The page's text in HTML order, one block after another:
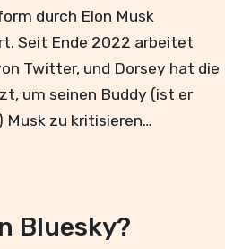
durch Elon Musk
Seit Ende 2022 arbeitet
Twitter, und Dorsey hat die
um seinen Buddy (ist er
Musk zu kritisieren…
Bluesky?